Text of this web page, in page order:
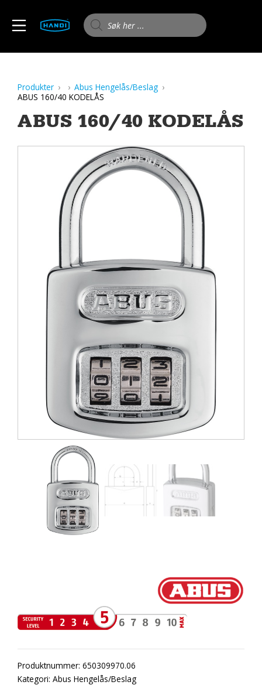
contentMOBILE MENU
HANDI AS
Products search
Produkter
Abus Hengelås/Beslag
ABUS 160/40 KODELÅS
ABUS 160/40 KODELÅS
Produktnummer: 650309970.06
Kategori: Abus Hengelås/Beslag